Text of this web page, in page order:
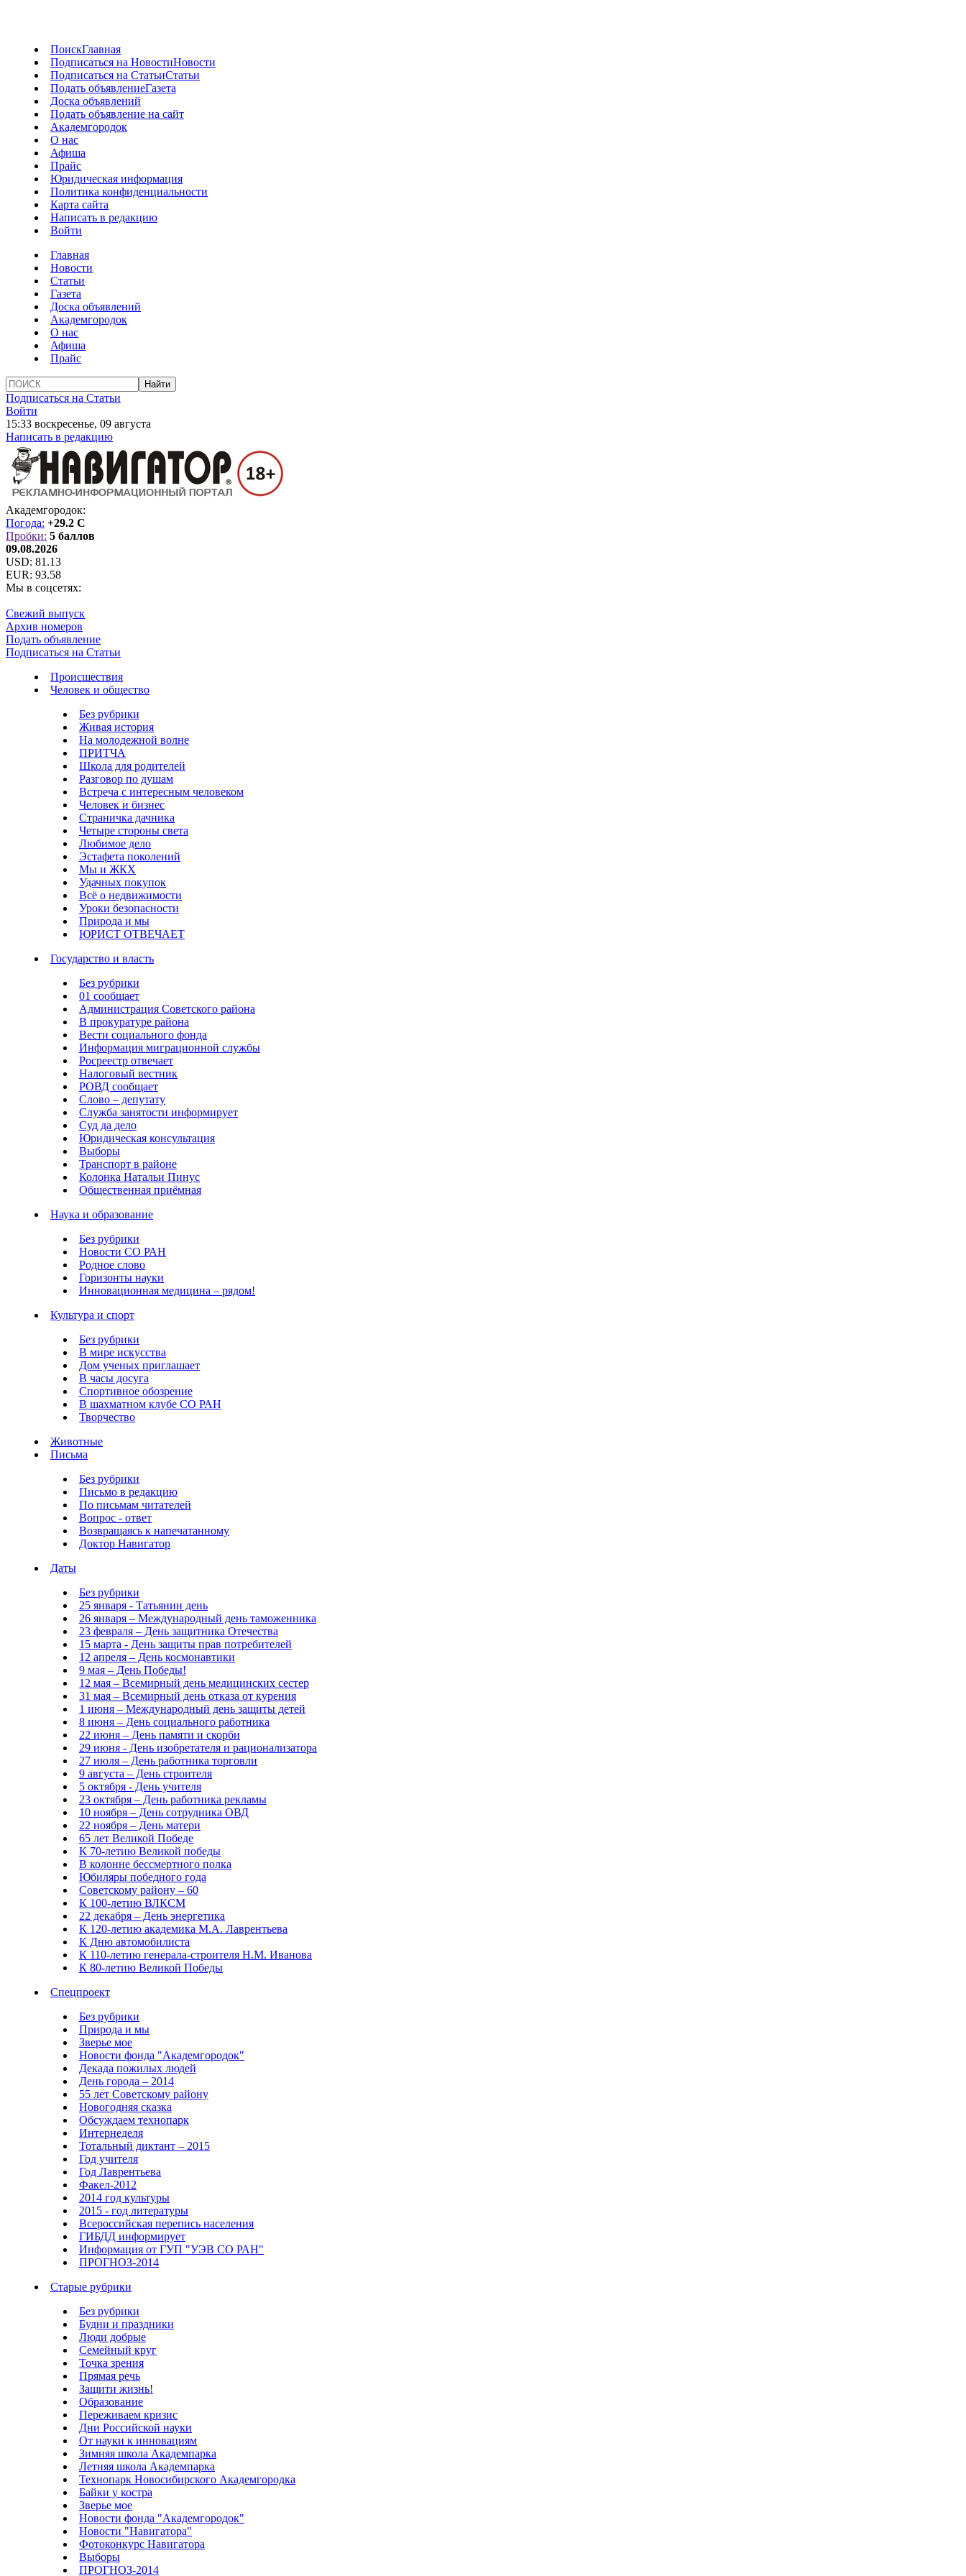
ПоискГлавная
Подписаться на НовостиНовости
Подписаться на СтатьиСтатьи
Подать объявлениеГазета
Доска объявлений
Подать объявление на сайт
Академгородок
О нас
Афиша
Прайс
Юридическая информация
Политика конфиденциальности
Карта сайта
Написать в редакцию
Войти
Главная
Новости
Статьи
Газета
Доска объявлений
Академгородок
О нас
Афиша
Прайс
Подписаться на Статьи
Войти
15:33 воскресенье, 09 августа
Написать в редакцию
Академгородок:
Погода: +29.2 C
Пробки: 5 баллов
09.08.2026
USD: 81.13
EUR: 93.58
Мы в соцсетях:
Свежий выпуск
Архив номеров
Подать объявление
Подписаться на Статьи
Происшествия
Человек и общество
Без рубрики
Живая история
На молодежной волне
ПРИТЧА
Школа для родителей
Разговор по душам
Встреча с интересным человеком
Человек и бизнес
Страничка дачника
Четыре стороны света
Любимое дело
Эстафета поколений
Мы и ЖКХ
Удачных покупок
Всё о недвижимости
Уроки безопасности
Природа и мы
ЮРИСТ ОТВЕЧАЕТ
Государство и власть
Без рубрики
01 сообщает
Администрация Советского района
В прокуратуре района
Вести социального фонда
Информация миграционной службы
Росреестр отвечает
Налоговый вестник
РОВД сообщает
Слово – депутату
Служба занятости информирует
Суд да дело
Юридическая консультация
Выборы
Транспорт в районе
Колонка Натальи Пинус
Общественная приёмная
Наука и образование
Без рубрики
Новости СО РАН
Родное слово
Горизонты науки
Инновационная медицина – рядом!
Культура и спорт
Без рубрики
В мире искусства
Дом ученых приглашает
В часы досуга
Спортивное обозрение
В шахматном клубе СО РАН
Творчество
Животные
Письма
Без рубрики
Письмо в редакцию
По письмам читателей
Вопрос - ответ
Возвращаясь к напечатанному
Доктор Навигатор
Даты
Без рубрики
25 января - Татьянин день
26 января – Международный день таможенника
23 февраля – День защитника Отечества
15 марта - День защиты прав потребителей
12 апреля – День космонавтики
9 мая – День Победы!
12 мая – Всемирный день медицинских сестер
31 мая – Всемирный день отказа от курения
1 июня – Международный день защиты детей
8 июня – День социального работника
22 июня – День памяти и скорби
29 июня - День изобретателя и рационализатора
27 июля – День работника торговли
9 августа – День строителя
5 октября - День учителя
23 октября – День работника рекламы
10 ноября – День сотрудника ОВД
22 ноября – День матери
65 лет Великой Победе
К 70-летию Великой победы
В колонне бессмертного полка
Юбиляры победного года
Советскому району – 60
К 100-летию ВЛКСМ
22 декабря – День энергетика
К 120-летию академика М.А. Лаврентьева
К Дню автомобилиста
К 110-летию генерала-строителя Н.М. Иванова
К 80-летию Великой Победы
Спецпроект
Без рубрики
Природа и мы
Зверье мое
Новости фонда "Академгородок"
Декада пожилых людей
День города – 2014
55 лет Советскому району
Новогодняя сказка
Обсуждаем технопарк
Интернеделя
Тотальный диктант – 2015
Год учителя
Год Лаврентьева
Факел-2012
2014 год культуры
2015 - год литературы
Всероссийская перепись населения
ГИБДД информирует
Информация от ГУП "УЭВ СО РАН"
ПРОГНОЗ-2014
Старые рубрики
Без рубрики
Будни и праздники
Люди добрые
Семейный круг
Точка зрения
Прямая речь
Защити жизнь!
Образование
Переживаем кризис
Дни Российской науки
От науки к инновациям
Зимняя школа Академпарка
Летняя школа Академпарка
Технопарк Новосибирского Академгородка
Байки у костра
Зверье мое
Новости фонда "Академгородок"
Новости "Навигатора"
Фотоконкурс Навигатора
Выборы
ПРОГНОЗ-2014